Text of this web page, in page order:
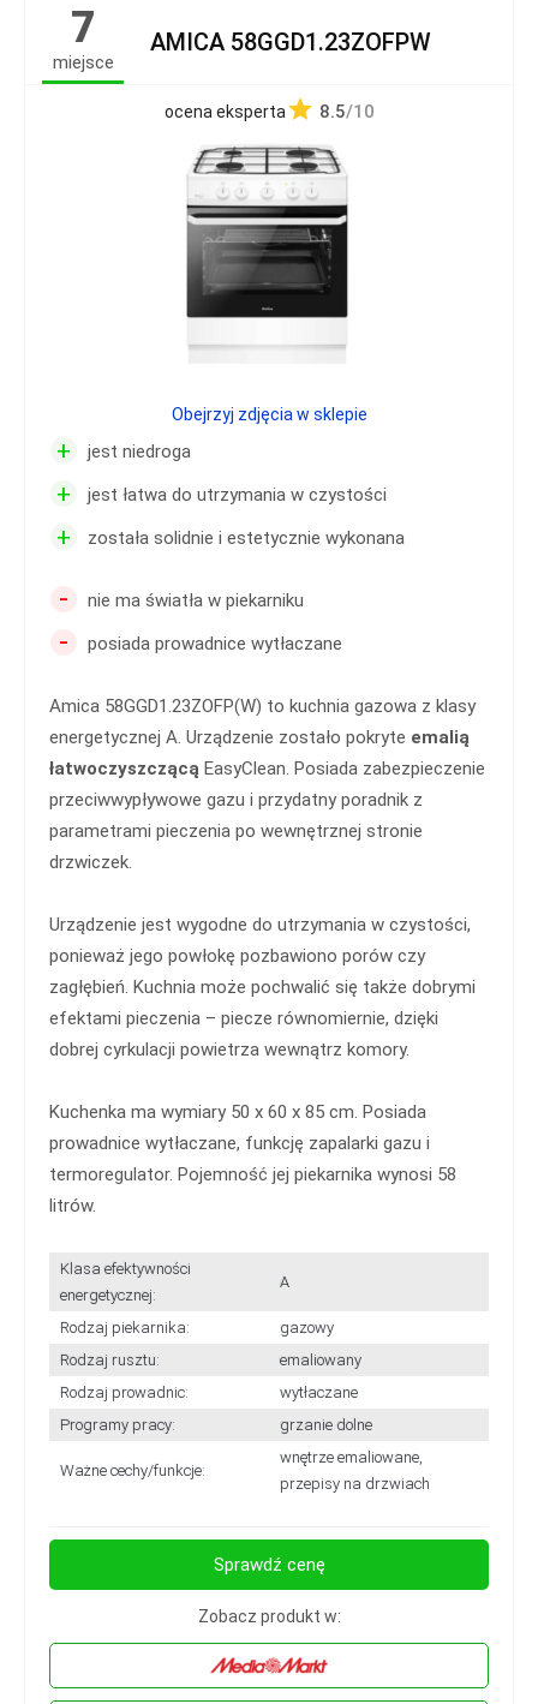
7
miejsce
AMICA 58GGD1.23ZOFPW
ocena eksperta 8.5/10
+ jest niedroga
+ jest łatwa do utrzymania w czystości
+ została solidnie i estetycznie wykonana
- nie ma światła w piekarniku
- posiada prowadnice wytłaczane
Amica 58GGD1.23ZOFP(W) to kuchnia gazowa z klasy
energetycznej A. Urządzenie zostało pokryte emalią
łatwoczyszczącą EasyClean. Posiada zabezpieczenie
przeciwwypływowe gazu i przydatny poradnik z
parametrami pieczenia po wewnętrznej stronie
drzwiczek.
Urządzenie jest wygodne do utrzymania w czystości,
ponieważ jego powłokę pozbawiono porów czy
zagłębień. Kuchnia może pochwalić się także dobrymi
efektami pieczenia – piecze równomiernie, dzięki
dobrej cyrkulacji powietrza wewnątrz komory.
Kuchenka ma wymiary 50 x 60 x 85 cm. Posiada
prowadnice wytłaczane, funkcję zapalarki gazu i
termoregulator. Pojemność jej piekarnika wynosi 58
litrów.
Klasa efektywności
energetycznej:
A
Rodzaj piekarnika:
gazowy
Rodzaj rusztu:
emaliowany
Rodzaj prowadnic:
wytłaczane
Programy pracy:
grzanie dolne
Ważne cechy/funkcje:
wnętrze emaliowane,
przepisy na drzwiach
Obejrzyj zdjęcia w sklepie
Sprawdź cenę
Zobacz produkt w: